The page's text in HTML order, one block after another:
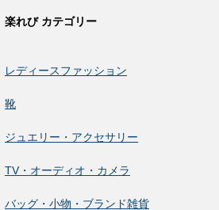
楽れび カテゴリー
レディースファッション
靴
ジュエリー・アクセサリー
TV・オーディオ・カメラ
バッグ・小物・ブランド雑貨